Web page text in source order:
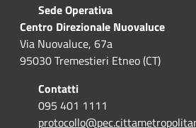
Sede Operativa
Centro Direzionale Nuovaluce
Via Nuovaluce, 67a
95030 Tremestieri Etneo (CT)
Contatti
095 401 1111